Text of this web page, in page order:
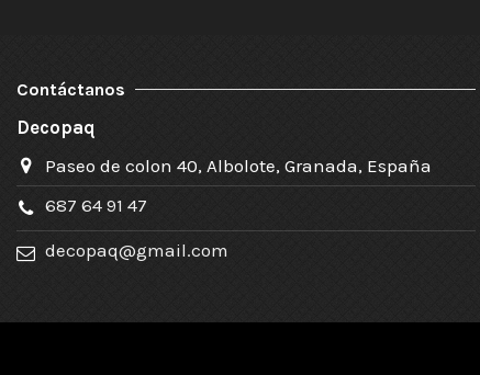
Contáctanos
Decopaq
Paseo de colon 40, Albolote, Granada, España
687 64 91 47
decopaq@gmail.com